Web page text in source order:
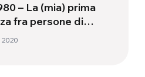
– La (mia) prima
fra persone di